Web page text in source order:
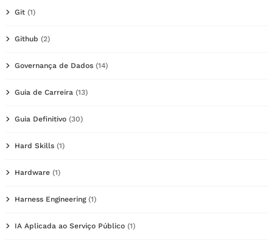
Git (1)
Github (2)
Governança de Dados (14)
Guia de Carreira (13)
Guia Definitivo (30)
Hard Skills (1)
Hardware (1)
Harness Engineering(1)
IA Aplicada ao Serviço Público (1)